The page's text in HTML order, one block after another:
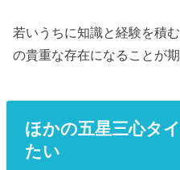
若いうちに知識と経験を積
の貴重な存在になることが期
ほかの五星三心タ
たい